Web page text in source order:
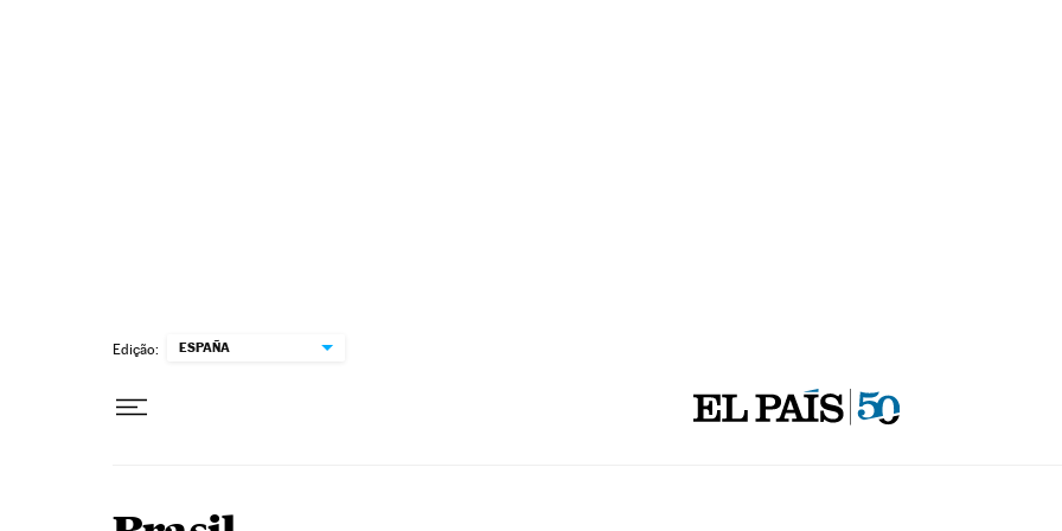
Edição: ESPAÑA